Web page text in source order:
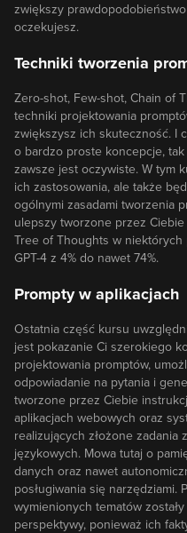
zwiększy
oczekujesz.
Techniki tworzenia
Zero-shot, Few-shot, Chain of
techniki projektowania
zwiększysz ich skuteczność. I
o bardzo proste koncepcje,
zawsze jest oczywiste. W tym
ich zastosowania, ale także
ogólnymi zasadami tworzenia
ulepszy tworzone przez
Tree of Thoughts w
GPT-4 z 4% do nawet 74%.
Prompty w aplikacjach
Ostatnia część kursu
jest pokazanie Ci szerokiego
projektowania promptów,
odpowiadanie na pytania i
tworzone przez Ciebie
aplikacjach webowych oraz
realizujących złożone zadania
językowych. Mowa tutaj o
danych oraz nawet
posługiwania się narzędziami.
wymienionych tematów
perspektywy, ponieważ ich